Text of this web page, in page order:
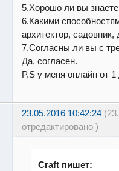
5.Хорошо ли вы
6.Какими
архитектор,
7.Согласны ли вы с
Да, согласен.
P.S у меня онлайн от
23.05.2016 10:42:24
отредактировано )
Craft пишет: